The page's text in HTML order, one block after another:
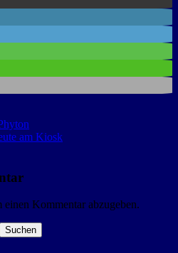
am Kiosk
einen Kommentar abzugeben.